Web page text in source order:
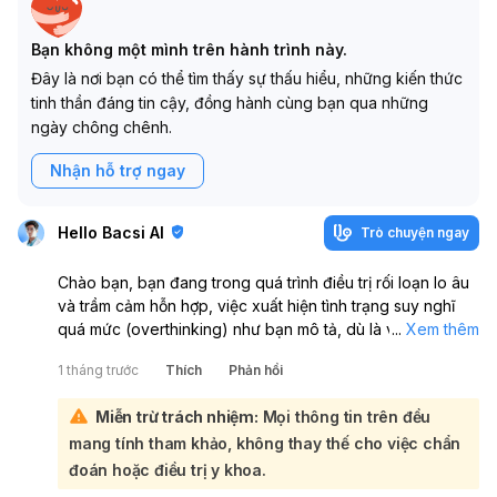
Bạn không một mình trên hành trình này.
Đây là nơi bạn có thể tìm thấy sự thấu hiểu, những kiến thức
tinh thần đáng tin cậy, đồng hành cùng bạn qua những
ngày chông chênh.
Nhận hỗ trợ ngay
Hello Bacsi AI Trò chuyện ngay
Chào bạn, bạn đang trong quá trình điều trị rối loạn lo âu
và trầm cảm hỗn hợp, việc xuất hiện tình trạng suy nghĩ
quá mức (overthinking) như bạn mô tả, dù là về những
Việc suy nghĩ liên tục, dù nội dung có vẻ tích cực, vẫn
tiêu tốn năng lượng tinh thần và gây khó khăn trong việc
tập trung vào hiện tại, dẫn đến mệt mỏi và giảm hiệu quả
học tập/làm việc:
Điều quan trọng nhất là bạn nên trao đổi cụ thể về tình
trạng này với bác sĩ hoặc chuyên gia tâm lý đang điều trị
... Xem thêm
1 tháng trước Thích Phản hồi
Miễn trừ trách nhiệm: Mọi thông tin trên đều
mang tính tham khảo, không thay thế cho việc chẩn
đoán hoặc điều trị y khoa.